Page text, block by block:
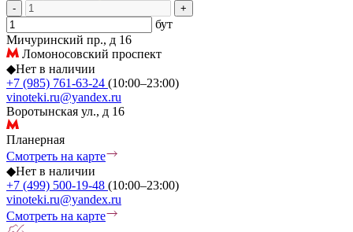
- +
бут
Мичуринский пр., д 16
Ломоносовский проспект
◆Нет в наличии
+7 (985) 761-63-24 (10:00–23:00)
vinoteki.ru@yandex.ru
Воротынская ул., д 16
Планерная
Смотреть на карте
◆Нет в наличии
+7 (499) 500-19-48 (10:00–23:00)
vinoteki.ru@yandex.ru
Смотреть на карте